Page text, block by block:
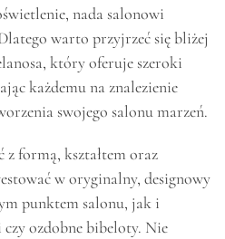
nada salonowi
warto przyjrzeć się bliżej
który oferuje szeroki
każdemu na znalezienie
swojego salonu marzeń.
z formą, kształtem oraz
w oryginalny, designowy
punktem salonu, jak i
ozdobne bibeloty. Nie